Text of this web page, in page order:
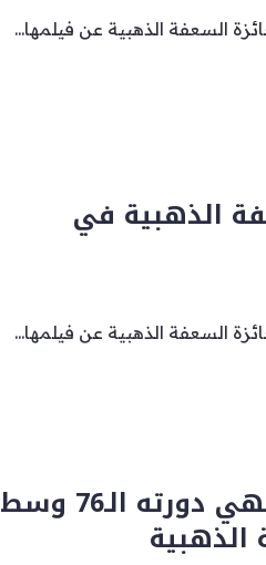
السعفة الذهبية عن فيلمها...
الذهبية في
السعفة الذهبية عن فيلمها...
مهرجان كان السينمائي ينهي دورته الـ76 وسط